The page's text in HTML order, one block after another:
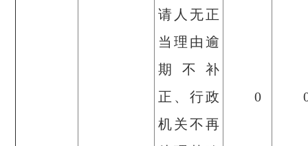
请人无正
当理由逾
期不补
正、行政
机关不再
0